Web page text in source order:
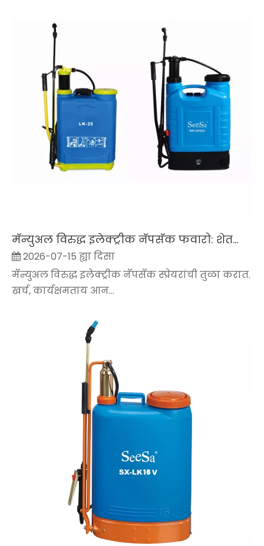
मॅन्युअल विरुद्ध इलेक्ट्रीक नॅपसॅक फवारो: शेतकारांनी खंयचें निवडचें?
2026-07-15 ह्या दिसा
मॅन्युअल विरुद्ध इलेक्ट्रीक नॅपसॅक स्प्रेयरांची तुळा करात.
खर्च, कार्यक्षमताय आन...